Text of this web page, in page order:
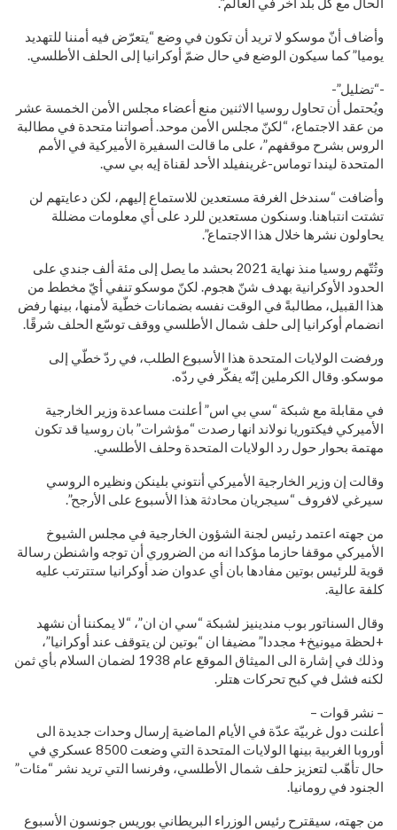
وأضاف أنّ موسكو لا تريد أن تكون في وضع “يتعرّض فيه أمننا للتهديد
يوميا” كما سيكون الوضع في حال ضمّ أوكرانيا إلى الحلف الأطلسي.
-“تضليل”-
ويُحتمل أن تحاول روسيا الاثنين منع أعضاء مجلس الأمن الخمسة عشر
من عقد الاجتماع، “لكنّ مجلس الأمن موحد. أصواتنا متحدة في مطالبة
الروس بشرح موقفهم”، على ما قالت السفيرة الأميركية في الأمم
المتحدة ليندا توماس-غرينفيلد الأحد لقناة إيه بي سي.
وأضافت “سندخل الغرفة مستعدين للاستماع إليهم، لكن دعايتهم لن
تشتت انتباهنا. وسنكون مستعدين للرد على أي معلومات مضللة
يحاولون نشرها خلال هذا الاجتماع”.
وتُتّهم روسيا منذ نهاية 2021 بحشد ما يصل إلى مئة ألف جندي على
الحدود الأوكرانية بهدف شنّ هجوم. لكنّ موسكو تنفي أيّ مخطط من
هذا القبيل، مطالبةً في الوقت نفسه بضمانات خطّية لأمنها، بينها رفض
انضمام أوكرانيا إلى حلف شمال الأطلسي ووقف توسّع الحلف شرقًا.
ورفضت الولايات المتحدة هذا الأسبوع الطلب، في ردّ خطّي إلى
موسكو. وقال الكرملين إنّه يفكّر في ردّه.
في مقابلة مع شبكة “سي بي اس” أعلنت مساعدة وزير الخارجية
الأميركي فيكتوريا نولاند انها رصدت “مؤشرات” بان روسيا قد تكون
مهتمة بحوار حول رد الولايات المتحدة وحلف الأطلسي.
وقالت إن وزير الخارجية الأميركي أنتوني بلينكن ونظيره الروسي
سيرغي لافروف “سيجريان محادثة هذا الأسبوع على الأرجح”.
من جهته اعتمد رئيس لجنة الشؤون الخارجية في مجلس الشيوخ
الأميركي موقفا حازما مؤكدا انه من الضروري أن توجه واشنطن رسالة
قوية للرئيس بوتين مفادها بان أي عدوان ضد أوكرانيا ستترتب عليه
كلفة عالية.
وقال السناتور بوب مندينيز لشبكة “سي ان ان”، “لا يمكننا أن نشهد
+لحظة ميونيخ+ مجددا” مضيفا ان “بوتين لن يتوقف عند أوكرانيا”،
وذلك في إشارة الى الميثاق الموقع عام 1938 لضمان السلام بأي ثمن
لكنه فشل في كبح تحركات هتلر.
– نشر قوات –
أعلنت دول غربيّة عدّة في الأيام الماضية إرسال وحدات جديدة الى
أوروبا الغربية بينها الولايات المتحدة التي وضعت 8500 عسكري في
حال تأهّب لتعزيز حلف شمال الأطلسي، وفرنسا التي تريد نشر “مئات”
الجنود في رومانيا.
من جهته، سيقترح رئيس الوزراء البريطاني بوريس جونسون الأسبوع